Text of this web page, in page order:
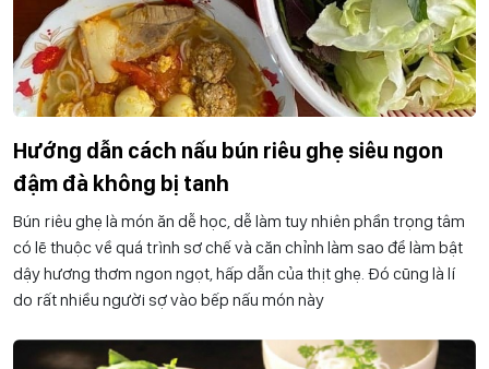
Hướng dẫn cách nấu bún riêu ghẹ siêu ngon
đậm đà không bị tanh
Bún riêu ghẹ là món ăn dễ học, dễ làm tuy nhiên phần trọng tâm
có lẽ thuộc về quá trình sơ chế và căn chỉnh làm sao để làm bật
dậy hương thơm ngon ngọt, hấp dẫn của thịt ghẹ. Đó cũng là lí
do rất nhiều người sợ vào bếp nấu món này